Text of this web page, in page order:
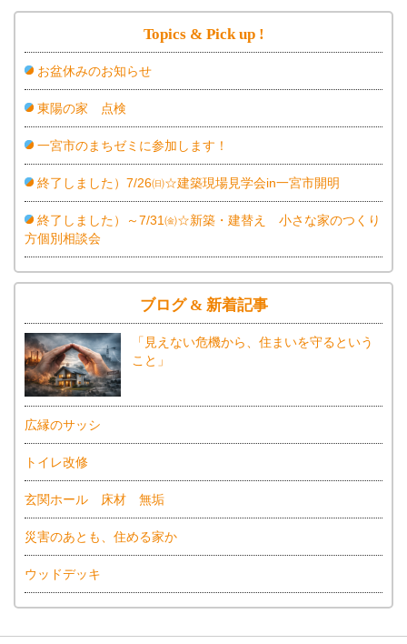
Topics & Pick up !
お盆休みのお知らせ
東陽の家 点検
一宮市のまちゼミに参加します！
終了しました）7/26㈰☆建築現場見学会in一宮市開明
終了しました）～7/31㈮☆新築・建替え 小さな家のつくり
方個別相談会
ブログ & 新着記事
「見えない危機から、住まいを守るという
こと」
広縁のサッシ
トイレ改修
玄関ホール 床材 無垢
災害のあとも、住める家か
ウッドデッキ